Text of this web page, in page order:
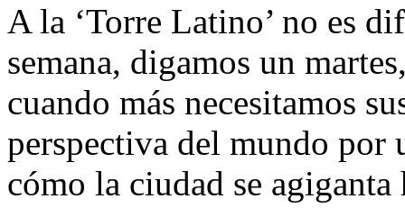
A la ‘Torre Latino’ no es
semana, digamos un
cuando más necesitamos
perspectiva del mundo por
cómo la ciudad se